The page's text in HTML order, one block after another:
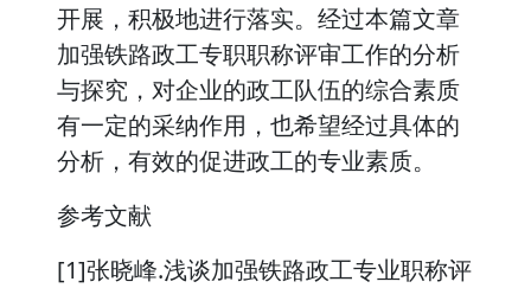
开展，积极地进行落实。经过本篇文章
加强铁路政工专职职称评审工作的分析
与探究，对企业的政工队伍的综合素质
有一定的采纳作用，也希望经过具体的
分析，有效的促进政工的专业素质。
参考文献
[1]张晓峰.浅谈加强铁路政工专业职称评